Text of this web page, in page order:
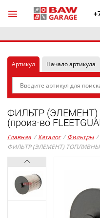
Артикул Начало артикула
ФИЛЬТР
(произ-во
Главная / Каталог / Фильтры /
ФИЛЬТР (ЭЛЕМЕНТ) ТОПЛИВНЫЙ